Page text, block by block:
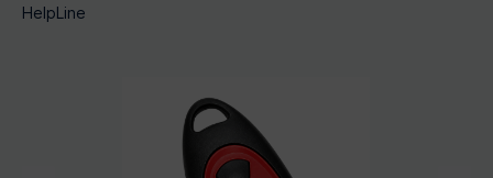
HelpLine